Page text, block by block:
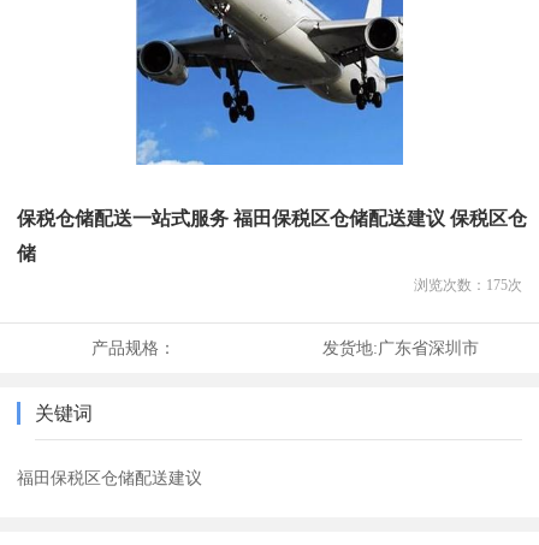
保税仓储配送一站式服务 福田保税区仓储配送建议 保税区仓
储
浏览次数： 175次
产品规格： 发货地:广东省深圳市
关键词
福田保税区仓储配送建议